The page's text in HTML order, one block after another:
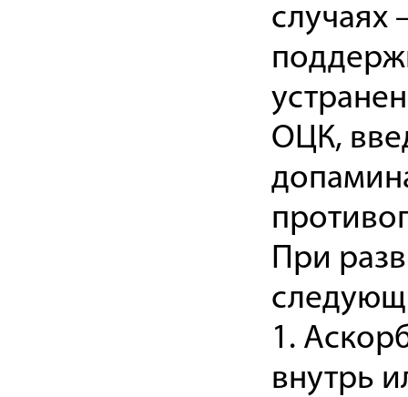
случаях
ОЦК,
При
1.
внутрь